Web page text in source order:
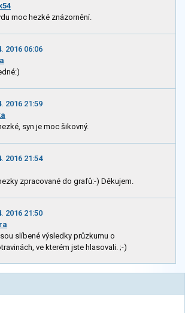
moc hezké znázornění.
2016 06:06
2016 21:59
syn je moc šikovný.
2016 21:54
zpracované do grafů:-) Děkujem.
2016 21:50
slíbené výsledky průzkumu o
ve kterém jste hlasovali. ;-)